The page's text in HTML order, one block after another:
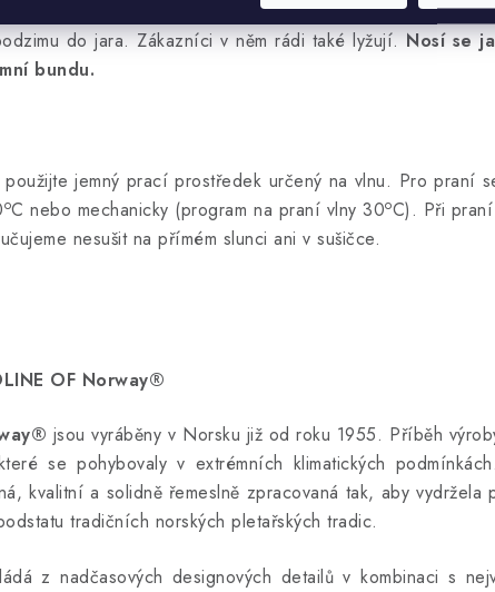
do jara. Zákazníci v něm rádi také lyžují.Nosí se
bundu.
jemný prací prostředek určený na vlnu. Pro praní
oC nebo mechanicky (program na praní vlny 30oC). Při
nesušit na přímém slunci ani v sušičce.
OF Norway®
jsou vyráběny v Norsku již od roku 1955. Příběh
se pohybovaly v extrémních klimatických
kvalitní a solidně řemeslně zpracovaná tak, aby vydržela
tradičních norských pletařských tradic.
z nadčasových designových detailů v kombinaci s